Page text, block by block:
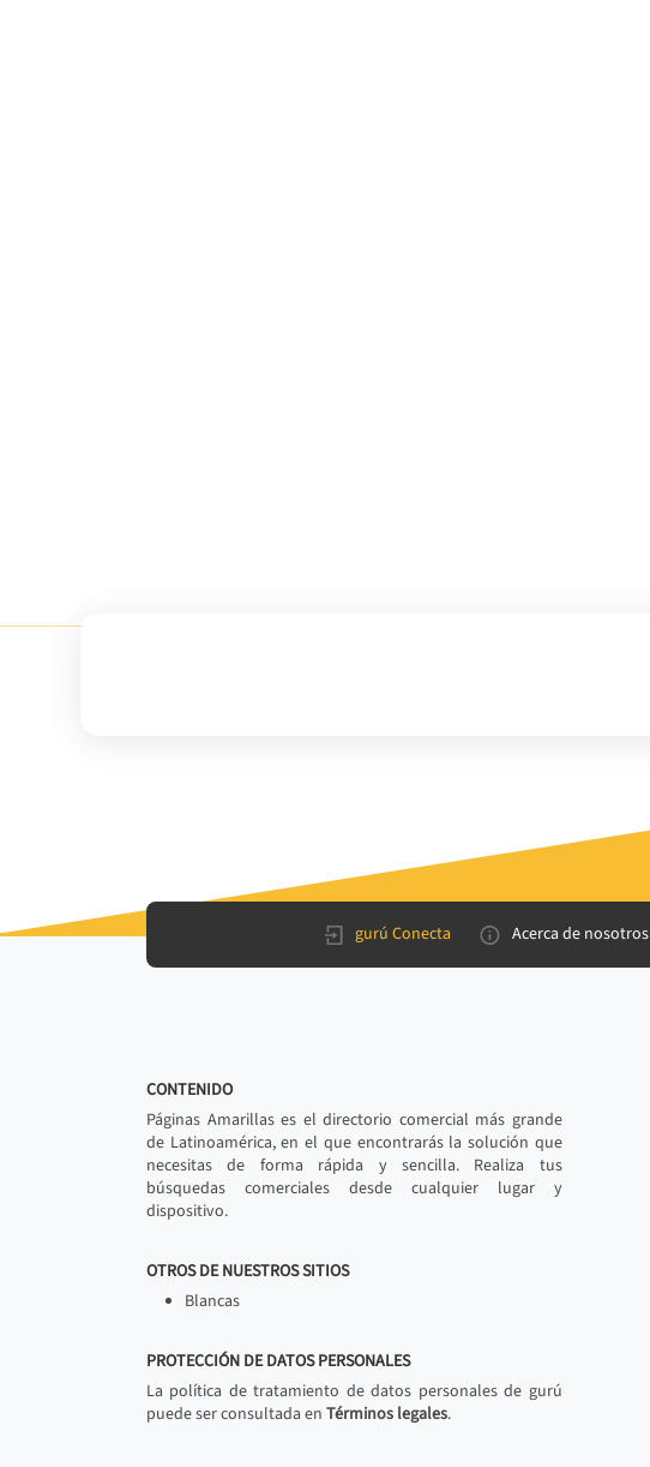
gurú Conecta Acerca de nosotros
CONTENIDO
Páginas Amarillas es el directorio comercial más grande
de Latinoamérica, en el que encontrarás la solución que
necesitas de forma rápida y sencilla. Realiza tus
búsquedas comerciales desde cualquier lugar y
dispositivo.
OTROS DE NUESTROS SITIOS
Blancas
PROTECCIÓN DE DATOS PERSONALES
La política de tratamiento de datos personales de gurú
puede ser consultada en Términos legales.